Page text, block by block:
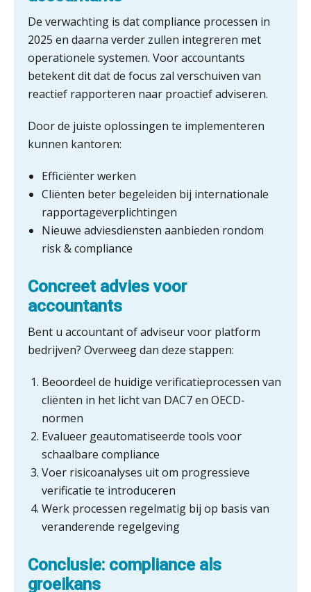
De verwachting is dat compliance processen in
2025 en daarna verder zullen integreren met
operationele systemen. Voor accountants
betekent dit dat de focus zal verschuiven van
reactief rapporteren naar proactief adviseren.
Door de juiste oplossingen te implementeren
kunnen kantoren:
Efficiënter werken
Cliënten beter begeleiden bij internationale
rapportageverplichtingen
Nieuwe adviesdiensten aanbieden rondom
risk & compliance
Concreet advies voor
accountants
Bent u accountant of adviseur voor platform
bedrijven? Overweeg dan deze stappen:
Beoordeel de huidige verificatieprocessen van
cliënten in het licht van DAC7 en OECD-
normen
Evalueer geautomatiseerde tools voor
schaalbare compliance
Voer risicoanalyses uit om progressieve
verificatie te introduceren
Werk processen regelmatig bij op basis van
veranderende regelgeving
Conclusie: compliance als
groeikans
Hierom zijn webshopondernemers
extra kwetsbaar voor
boekhoudfouten
Blog | Aandachtspunten bij de
transitie in verband met de Wet
toekomst pensioenen voor de
werkgever
klant
Duizenden Nederlanders in de knel
door Amerikaanse belastingwet
Q Home: DAC7-compliant opschalen
als verhuurplatform voor
vakantiewoningen
5 signalen dat jouw relatiebeheer
niet meer werkt (en hoe je dat oplost)
Fusies en overnames | Met
waardebepalingen bedrijfsadvies
dichter bij de ondernemer
Van Wwft naar AMLR: wat verandert
er in 2027?
Driver-based models: de essentiële